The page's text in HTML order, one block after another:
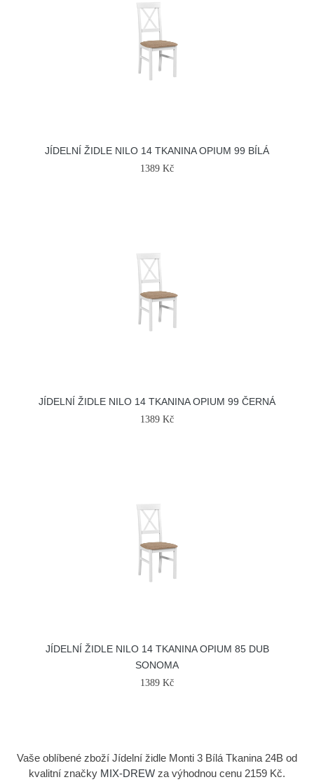
JÍDELNÍ ŽIDLE NILO 14 TKANINA OPIUM 99 BÍLÁ
1389 Kč
JÍDELNÍ ŽIDLE NILO 14 TKANINA OPIUM 99 ČERNÁ
1389 Kč
JÍDELNÍ ŽIDLE NILO 14 TKANINA OPIUM 85 DUB
SONOMA
1389 Kč
Vaše oblíbené zboží Jídelní židle Monti 3 Bílá Tkanina 24B od
kvalitní značky MIX-DREW za výhodnou cenu 2159 Kč.